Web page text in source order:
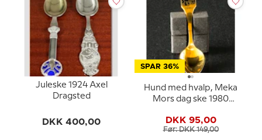
Juleske 1924 Axel
Dragsted
DKK 400,00
SPAR 36%
Hund med hvalp, Meka
Mors dag ske 1980
DKK 95,00
Før: DKK 149,00